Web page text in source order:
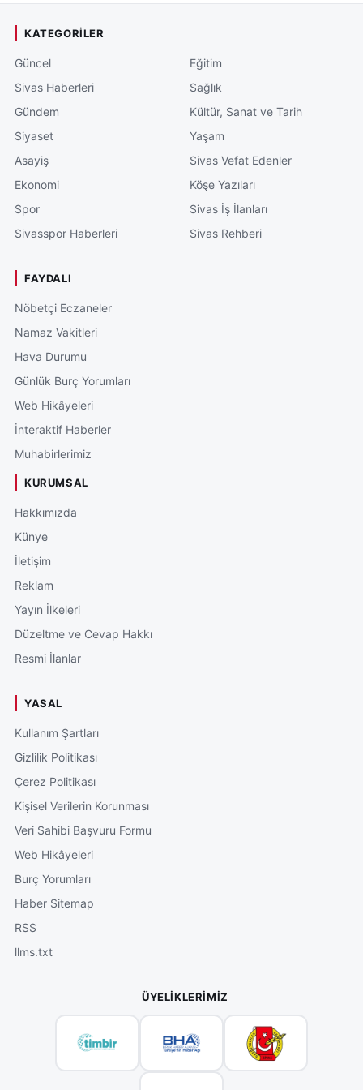
peygamberimizin buyurduğu gibi “Birlikte rahmet,
ayrılıkta azap vardır.” Birlik ve beraberliğimiz daim
olsun.” dedi.
Elazığ TSO Başkanı İdris Alan tarafından geleneksel
KATEGORILER
Güncel
Sivas Haberleri
Gündem
Siyaset
Asayiş
Ekonomi
Spor
Sivasspor Haberleri
Eğitim
Sağlık
Kültür, Sanat ve Tarih
Yaşam
Sivas Vefat Edenler
Köşe Yazıları
Sivas İş İlanları
Sivas Rehberi
FAYDALI
Nöbetçi Eczaneler
Namaz Vakitleri
Hava Durumu
Günlük Burç Yorumları
Web Hikâyeleri
İnteraktif Haberler
Muhabirlerimiz
KURUMSAL
Hakkımızda
Künye
İletişim
Reklam
Yayın İlkeleri
Düzeltme ve Cevap Hakkı
Resmi İlanlar
YASAL
Kullanım Şartları
Gizlilik Politikası
Çerez Politikası
Kişisel Verilerin Korunması
Veri Sahibi Başvuru Formu
Web Hikâyeleri
Burç Yorumları
Haber Sitemap
RSS
llms.txt
ÜYELIKLERIMIZ